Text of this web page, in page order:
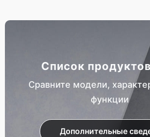
Список
Сравните модели,
функции
Дополнительные